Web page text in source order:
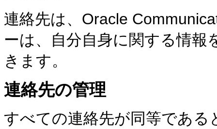
連絡先は、Oracle
ーは、自分自身に関する情報
きます。
連絡先の管理
すべての連絡先が同等であ